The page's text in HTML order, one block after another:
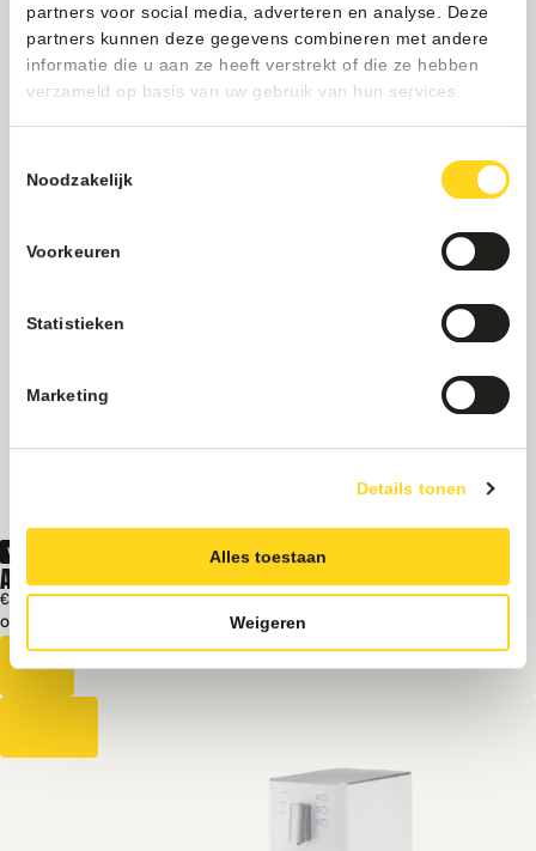
partners voor social media, adverteren en analyse. Deze
partners kunnen deze gegevens combineren met andere
informatie die u aan ze heeft verstrekt of die ze hebben
verzameld op basis van uw gebruik van hun services.
Noodzakelijk
Voorkeuren
Statistieken
Marketing
Details tonen
Alles toestaan
Weigeren
Water
ANIMO OPTICOOL TS
€ 1500Excl. BTW
Op voorraad